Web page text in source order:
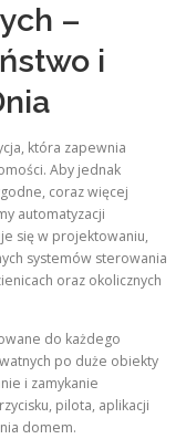
–
i
która zapewnia
Aby jednak
coraz więcej
automatyzacji
się w projektowaniu,
systemów sterowania
oraz okolicznych
do każdego
po duże obiekty
i zamykanie
pilota, aplikacji
domem.